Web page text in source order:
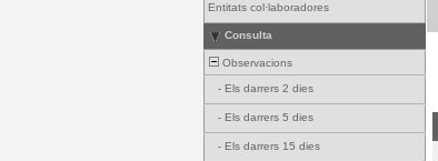
Entitats col·laboradores
Consulta
Observacions
- Els darrers 2 dies
- Els darrers 5 dies
- Els darrers 15 dies